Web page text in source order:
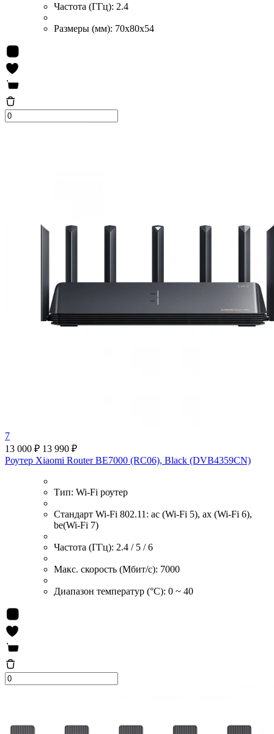
Частота (ГГц): 2.4
Размеры (мм): 70x80x54
7
13 000 ₽ 13 990 ₽
Роутер Xiaomi Router BE7000 (RC06), Black (DVB4359CN)
Тип: Wi-Fi роутер
Стандарт Wi-Fi 802.11: ac (Wi-Fi 5), ax (Wi-Fi 6),
be(Wi-Fi 7)
Частота (ГГц): 2.4 / 5 / 6
Макс. скорость (Мбит/с): 7000
Диапазон температур (°С): 0 ~ 40